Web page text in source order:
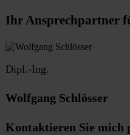
Ihr Ansprechpartner
Dipl.-Ing.
Wolfgang Schlösser
Kontaktieren Sie mich